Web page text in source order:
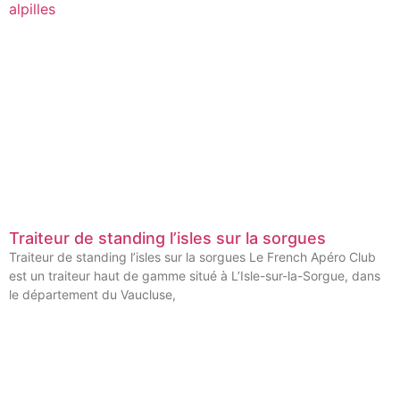
Traiteur de standing l’isles sur la sorgues
Traiteur de standing l’isles sur la sorgues Le French Apéro Club
est un traiteur haut de gamme situé à L’Isle-sur-la-Sorgue, dans
le département du Vaucluse,